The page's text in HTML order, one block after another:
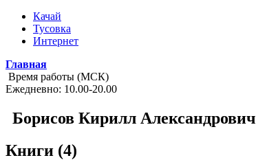
Качай
Тусовка
Интернет
Главная
Время работы (МСК)
Ежедневно: 10.00-20.00
Борисов Кирилл Александрович
Книги (4)